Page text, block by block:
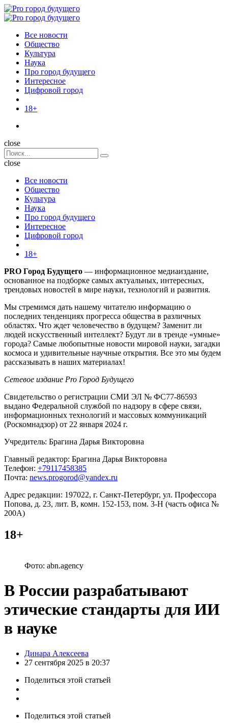
Menu
Поиск
Menu
Pro
Все новости
Общество
Культура
Наука
Про город будущего
Интересное
Цифровой город
18+
Поиск
close
Search
for:
Поиск
close
Все новости
Общество
Культура
Наука
Про город будущего
Интересное
Цифровой город
18+
PRO Город Будущего — информационное медиаиздание,
основанное на подборке самых актуальных, интересных,
трендовых новостей в мире науки, технологий и развития.
Мы стремимся дать нашему читателю информацию о
последних тенденциях прогресса общества в различных
областях. Что ждет человечество в будущем? Заменит ли
людей искусственный интеллект? Будут ли в тренде «умные»
города? Самые любопытные новости мировой науки, загадки
космоса и удивительные научные открытия. Все это мы будем
рассказывать в наших материалах!
Сетевое издание Pro Город Будущего
Свидетельство о регистрации СМИ ЭЛ № ФС77-86593
выдано Федеральной службой по надзору в сфере связи,
информационных технологий и массовых коммуникаций
(Роскомнадзор) от 22 января 2024 г.
Учредитель: Брагина Дарья Викторовна
Главный редактор: Брагина Дарья Викторовна
Телефон: +79117458385
Почта: news.progorod@yandex.ru
Адрес редакции: 197022, г. Санкт-Петербург, ул. Профессора
Попова, д. 23, лит. В, комн. 152-153, пом. 3-Н (часть офиса №
200А)
18+
Фото: abn.agency
В России разрабатывают
этические стандарты для ИИ
в науке
Posted
by
Динара Алексеева
27 сентября 2025 в 20:37
Поделиться этой статьей
Поделиться этой статьей